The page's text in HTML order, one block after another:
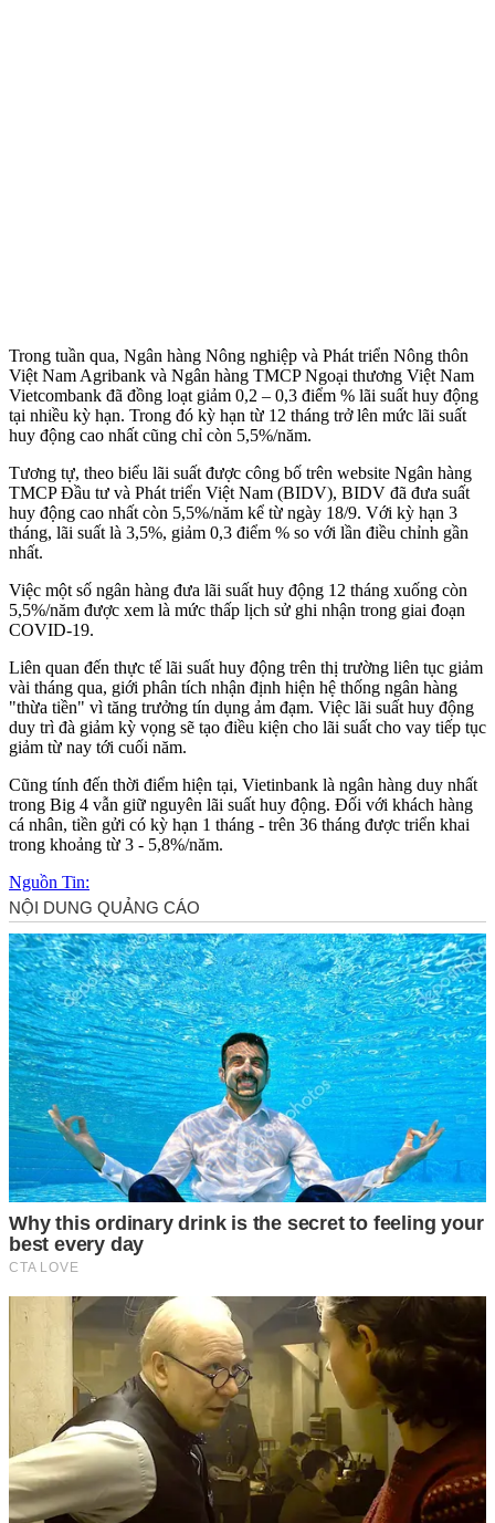
Trong tuần qua, Ngân hàng Nông nghiệp và Phát triển Nông thôn
Việt Nam Agribank và Ngân hàng TMCP Ngoại thương Việt Nam
Vietcombank đã đồng loạt giảm 0,2 – 0,3 điểm % lãi suất huy động
tại nhiều kỳ hạn. Trong đó kỳ hạn từ 12 tháng trở lên mức lãi suất
huy động cao nhất cũng chỉ còn 5,5%/năm.
Tương tự, theo biểu lãi suất được công bố trên website Ngân hàng
TMCP Đầu tư và Phát triển Việt Nam (BIDV), BIDV đã đưa suất
huy động cao nhất còn 5,5%/năm kể từ ngày 18/9. Với kỳ hạn 3
tháng, lãi suất là 3,5%, giảm 0,3 điểm % so với lần điều chỉnh gần
nhất.
Việc một số ngân hàng đưa lãi suất huy động 12 tháng xuống còn
5,5%/năm được xem là mức thấp lịch sử ghi nhận trong giai đoạn
COVID-19.
Liên quan đến thực tế lãi suất huy động trên thị trường liên tục giảm
vài tháng qua, giới phân tích nhận định hiện hệ thống ngân hàng
"thừa tiền" vì tăng trưởng tín dụng ảm đạm. Việc lãi suất huy động
duy trì đà giảm kỳ vọng sẽ tạo điều kiện cho lãi suất cho vay tiếp tục
giảm từ nay tới cuối năm.
Cũng tính đến thời điểm hiện tại, Vietinbank là ngân hàng duy nhất
trong Big 4 vẫn giữ nguyên lãi suất huy động. Đối với khách hàng
cá nhân, tiền gửi có kỳ hạn 1 tháng - trên 36 tháng được triển khai
trong khoảng từ 3 - 5,8%/năm.
Nguồn Tin: